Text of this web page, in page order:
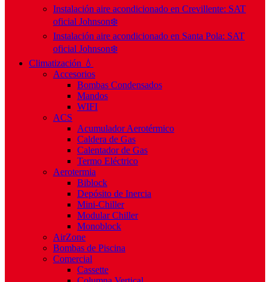
Instalación aire acondicionado en Crevillente: SAT
oficial Johnson❄️
Instalación aire acondicionado en Santa Pola: SAT
oficial Johnson❄️
Climatización 💧
Accesorios
Bombas Condensados
Mandos
WIFI
ACS
Acumulador Aerotérmico
Caldera de Gas
Calentador de Gas
Termo Eléctrico
Aerotermia
Biblock
Depósito de Inercia
Mini-Chiller
Modular Chiller
Monoblock
AirZone
Bombas de Piscina
Comercial
Cassette